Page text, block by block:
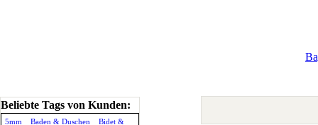
Beliebte Tags von Kunden:
5mm Baden & Duschen
Bidet &